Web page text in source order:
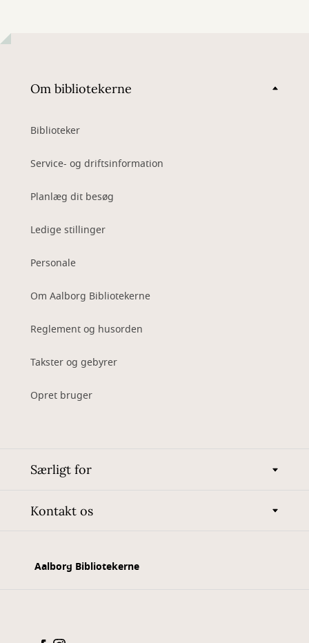
Om bibliotekerne
Biblioteker
Service- og driftsinformation
Planlæg dit besøg
Ledige stillinger
Personale
Om Aalborg Bibliotekerne
Reglement og husorden
Takster og gebyrer
Opret bruger
Særligt for
Kontakt os
Aalborg Bibliotekerne